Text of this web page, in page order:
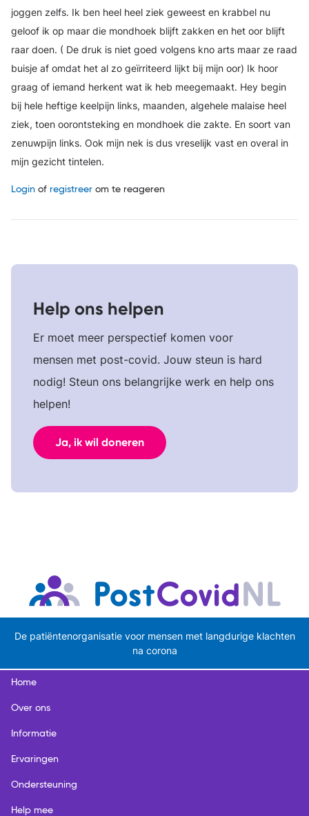
joggen zelfs. Ik ben heel heel ziek geweest en krabbel nu
geloof ik op maar die mondhoek blijft zakken en het oor blijft
raar doen. ( De druk is niet goed volgens kno arts maar ze raad
buisje af omdat het al zo geïrriteerd lijkt bij mijn oor) Ik hoor
graag of iemand herkent wat ik heb meegemaakt. Hey begin
bij hele heftige keelpijn links, maanden, algehele malaise heel
ziek, toen oorontsteking en mondhoek die zakte. En soort van
zenuwpijn links. Ook mijn nek is dus vreselijk vast en overal in
mijn gezicht tintelen.
Login of registreer om te reageren
Help ons helpen
Er moet meer perspectief komen voor
mensen met post-covid. Jouw steun is hard
nodig! Steun ons belangrijke werk en help ons
helpen!
Ja, ik wil doneren
De patiëntenorganisatie voor mensen met langdurige klachten
na corona
Home
Over ons
Informatie
Ervaringen
Ondersteuning
Help mee